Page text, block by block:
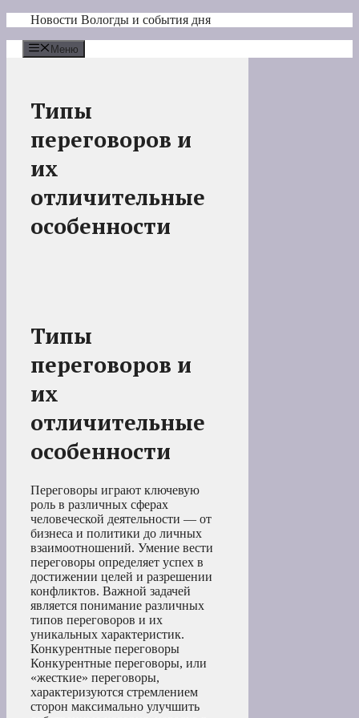
Перейти
содержимому
Новости Вологды и события дня
Меню
Типы
переговоров и
их
отличительные
особенности
Типы
переговоров и
их
отличительные
особенности
Переговоры играют ключевую
роль в различных сферах
человеческой деятельности — от
бизнеса и политики до личных
взаимоотношений. Умение вести
переговоры определяет успех в
достижении целей и разрешении
конфликтов. Важной задачей
является понимание различных
типов переговоров и их
уникальных характеристик.
Конкурентные переговоры
Конкурентные переговоры, или
«жесткие» переговоры,
характеризуются стремлением
сторон максимально улучшить